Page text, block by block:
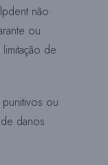
não
ou
de
ou
danos